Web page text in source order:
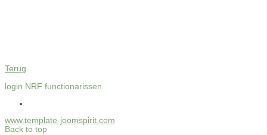
Terug
login NRF functionarissen
www.template-joomspirit.com
Back to top